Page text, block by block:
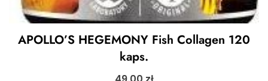
APOLLO’S HEGEMONY Fish Collagen 120
kaps.